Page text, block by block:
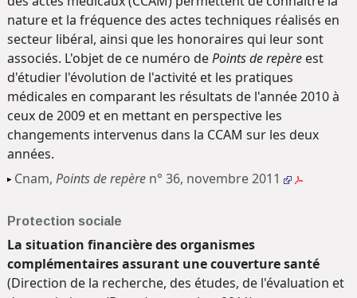
nature et la fréquence des actes techniques réalisés en
secteur libéral, ainsi que les honoraires qui leur sont
associés. L'objet de ce numéro dePoints de repère est
d'étudier l'évolution de l'activité et les pratiques
médicales en comparant les résultats de l'année 2010 à
ceux de 2009 et en mettant en perspective les
changements intervenus dans la CCAM sur les deux
années.
Cnam, Points de repère n° 36, novembre 2011
Protection sociale
La situation financière des organismes
complémentaires assurant une couverture santé
(Direction de la recherche, des études, de l'évaluation et